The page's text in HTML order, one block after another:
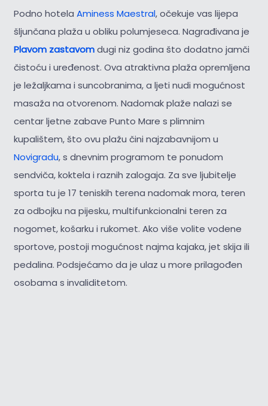
Podno hotela Aminess Maestral, očekuje vas lijepa
šljunčana plaža u obliku polumjeseca. Nagrađivana je
Plavom zastavomdugi niz godina što dodatno jamči
čistoću i uređenost. Ova atraktivna plaža opremljena
je ležaljkama i suncobranima, a ljeti nudi mogućnost
masaža na otvorenom. Nadomak plaže nalazi se
centar ljetne zabave Punto Mare s plimnim
kupalištem, što ovu plažu čini najzabavnijom u
Novigradu, s dnevnim programom te ponudom
sendviča, koktela i raznih zalogaja. Za sve ljubitelje
sporta tu je 17 teniskih terena nadomak mora, teren
za odbojku na pijesku, multifunkcionalni teren za
nogomet, košarku i rukomet. Ako više volite vodene
sportove, postoji mogućnost najma kajaka, jet skija ili
pedalina. Podsjećamo da je ulaz u more prilagođen
osobama s invaliditetom.